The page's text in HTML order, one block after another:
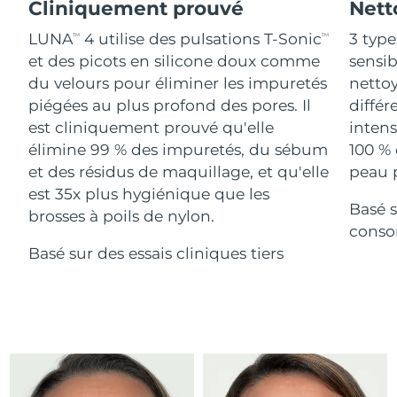
Cliniquement prouvé
LUNATM 4 utilise des pulsations T-SonicTM
et des picots en silicone doux comme
du velours pour éliminer les impuretés
piégées au plus profond des pores. Il
est cliniquement prouvé qu'elle
élimine 99 % des impuretés, du sébum
et des résidus de maquillage, et qu'elle
est 35x plus hygiénique que les
brosses à poils de nylon.
Basé sur des essais cliniques tiers
3
100
peau
Basé
For healthy hair
18% PAP
Acheter tout
FOREO APP
À PROPROS
Israël
Italie Livraison estimée 8/11/26
Japon Livraison estimée 8/14/26
Jersey Livraison estimée8/16/26
Kazakhstan Livraison estimée
8/11/26
Lituanie Livraison estimée8/11/26